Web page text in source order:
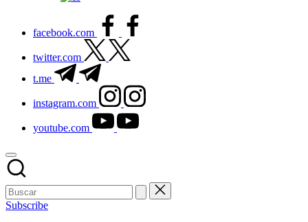
facebook.com
twitter.com
t.me
instagram.com
youtube.com
Subscribe